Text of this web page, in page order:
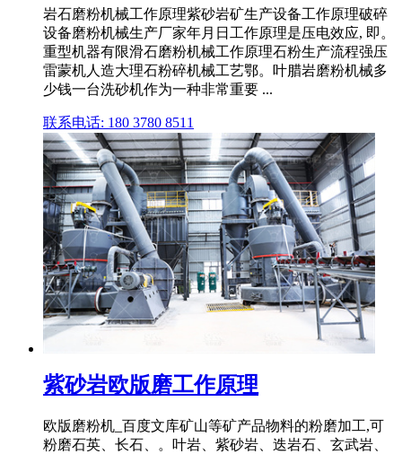
岩石磨粉机械工作原理紫砂岩矿生产设备工作原理破碎
设备磨粉机械生产厂家年月日工作原理是压电效应, 即。
重型机器有限滑石磨粉机械工作原理石粉生产流程强压
雷蒙机人造大理石粉碎机械工艺鄂。叶腊岩磨粉机械多
少钱一台洗砂机作为一种非常重要 ...
联系电话: 180 3780 8511
紫砂岩欧版磨工作原理
欧版磨粉机_百度文库矿山等矿产品物料的粉磨加工,可
粉磨石英、长石、。叶岩、紫砂岩、迭岩石、玄武岩、